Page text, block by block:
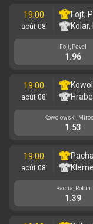
19:00
août 08
Fojt,
Fojt, Pavel
1.96
19:00
août 08
Kowolowski,
1.53
19:00
août 08
Pacha, Robin
1.39